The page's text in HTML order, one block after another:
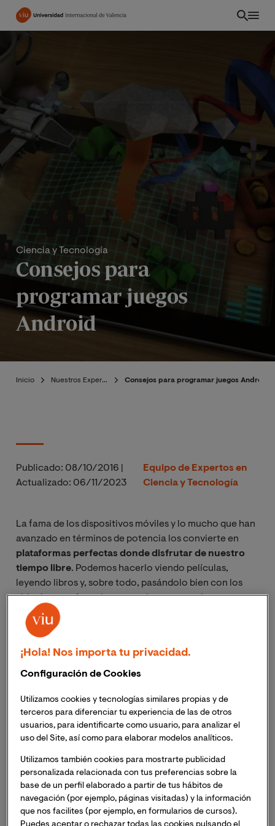
Pasar
principal
Ciencia y Tecnología
Consejos para
programar juegos
Android
Inicio Nuestros Expertos Consejos para programar juegos Android
Publicado: 08/10/2016
Actualizado: 06/11/2023
Equipo de Expertos en
Ciencia y Tecnología
La fama de los dispositivos móviles y lo mucho que han
avanzado en términos de potencia los convierte en
plataformas perfectas donde disfrutar de nuestro
tiempo libre. Podemos hacerlo viendo películas,
leyendo libros y, sobre todo, pasándolo bien con los
videojuegos. Actualmente un buen smartphone
equipara la potencia de algunos de los principales
sistemas de juego, por lo que ya no necesitamos ni
haya más estudios desarrollando juegos, sobre todo en
lugares como España, donde hay un fuerte apoyo por
Empezar por el primer paso
Si no tenemos experiencia en cuestión de programar
juegos Android será necesario que aprendamos las
bases. Por ello lo inicial y más importante será
¡Hola! Nos importa tu privacidad.
Configuración de Cookies
Utilizamos cookies y tecnologías similares propias y de
terceros para diferenciar tu experiencia de las de otros
usuarios, para identificarte como usuario, para analizar el
uso del Site, así como para elaborar modelos analíticos.
Utilizamos también cookies para mostrarte publicidad
personalizada relacionada con tus preferencias sobre la
base de un perfil elaborado a partir de tus hábitos de
navegación (por ejemplo, páginas visitadas) y la información
que nos facilites (por ejemplo, en formularios de cursos).